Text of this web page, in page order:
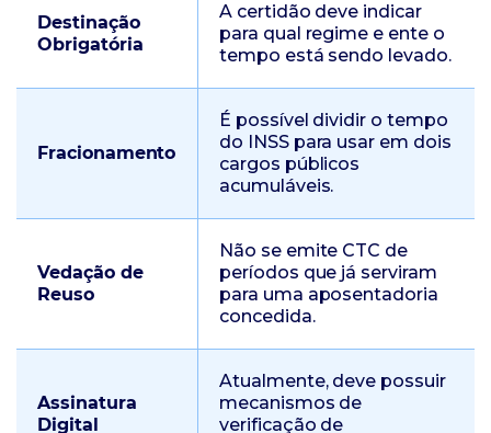
Destinação
Obrigatória
A certidão deve indicar
para qual regime e ente o
tempo está sendo levado.
Fracionamento
É possível dividir o tempo
do INSS para usar em dois
cargos públicos
acumuláveis.
Vedação de
Reuso
Não se emite CTC de
períodos que já serviram
para uma aposentadoria
concedida.
Assinatura
Digital
Atualmente, deve possuir
mecanismos de
verificação de